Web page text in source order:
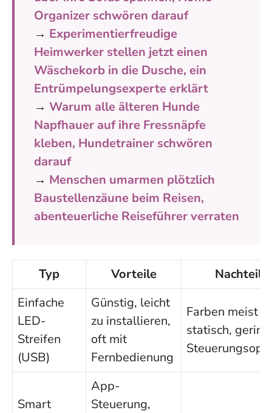
Organizer schwören darauf
→ Experimentierfreudige
Heimwerker stellen jetzt einen
Wäschekorb in die Dusche, ein
Entrümpelungsexperte erklärt
→ Warum alle älteren Hunde
Napfhauer auf ihre Fressnäpfe
kleben, Hundetrainer schwören
darauf
→ Menschen umarmen plötzlich
Baustellenzäune beim Reisen,
abenteuerliche Reiseführer verraten
Typ Vorteile
Nachteile
Einfache
LED-
Streifen
(USB)
Günstig, leicht
zu installieren,
oft mit
Fernbedienung
Farben meist
statisch,
Smart
App-
Steuerung,